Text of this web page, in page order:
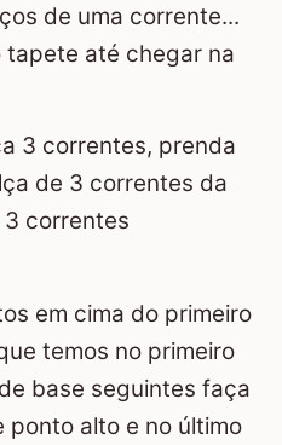
de uma corrente...
tapete até chegar na
3 correntes, prenda
de 3 correntes da
correntes
em cima do primeiro
temos no primeiro
base seguintes faça
ponto alto e no último